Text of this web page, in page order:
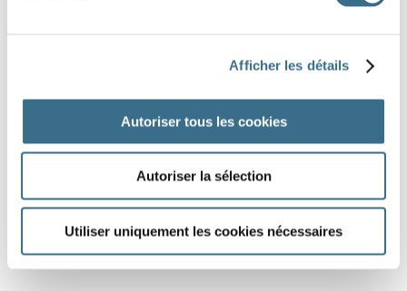
Afficher les détails
Autoriser tous les cookies
Autoriser la sélection
Utiliser uniquement les cookies nécessaires